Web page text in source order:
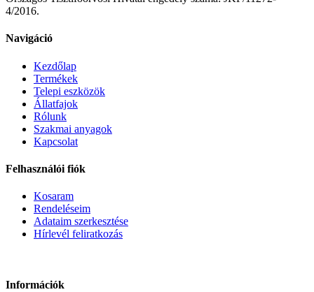
4/2016.
Navigáció
Kezdőlap
Termékek
Telepi eszközök
Állatfajok
Rólunk
Szakmai anyagok
Kapcsolat
Felhasználói fiók
Kosaram
Rendeléseim
Adataim szerkesztése
Hírlevél feliratkozás
Információk